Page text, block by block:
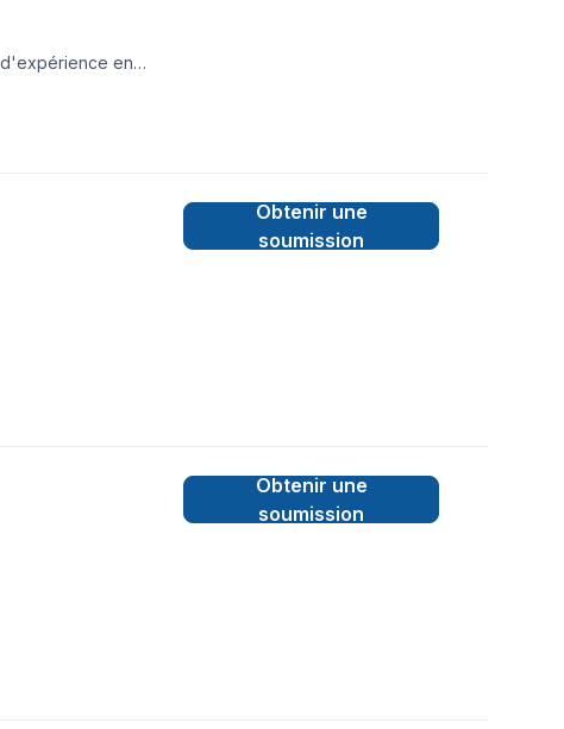
d'expérience en
Obtenir une
soumission
Obtenir une
soumission